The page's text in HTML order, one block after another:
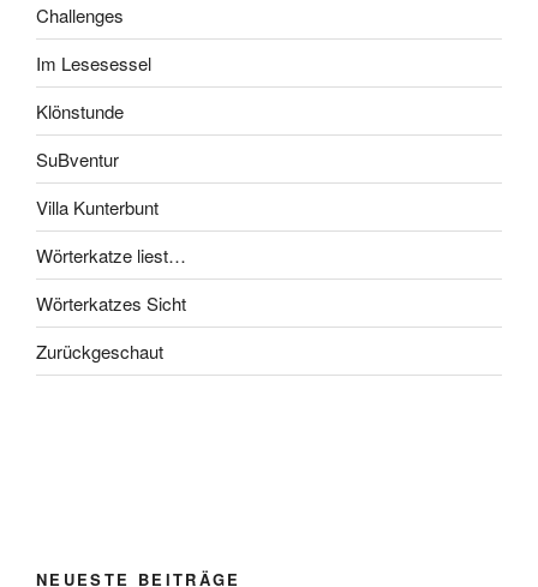
Challenges
Im Lesesessel
Klönstunde
SuBventur
Villa Kunterbunt
Wörterkatze liest…
Wörterkatzes Sicht
Zurückgeschaut
NEUESTE BEITRÄGE